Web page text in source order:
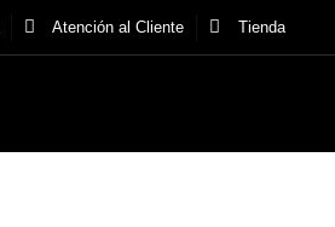
Atención al Cliente Tienda